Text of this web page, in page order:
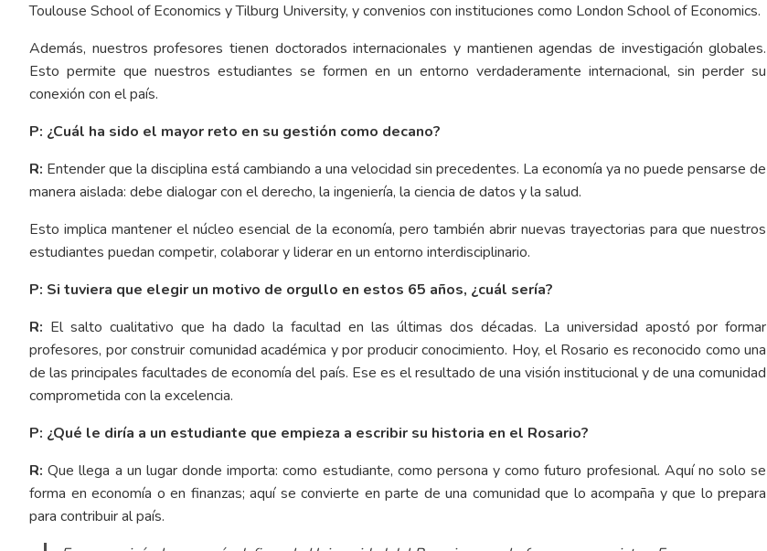
Toulouse School of Economics y Tilburg University, y convenios con instituciones como London School of Economics.
Además, nuestros profesores tienen doctorados internacionales y mantienen agendas de investigación globales.
Esto permite que nuestros estudiantes se formen en un entorno verdaderamente internacional, sin perder su
conexión con el país.
P: ¿Cuál ha sido el mayor reto en su gestión como decano?
R: Entender que la disciplina está cambiando a una velocidad sin precedentes. La economía ya no puede pensarse de
manera aislada: debe dialogar con el derecho, la ingeniería, la ciencia de datos y la salud.
Esto implica mantener el núcleo esencial de la economía, pero también abrir nuevas trayectorias para que nuestros
estudiantes puedan competir, colaborar y liderar en un entorno interdisciplinario.
P: Si tuviera que elegir un motivo de orgullo en estos 65 años, ¿cuál sería?
R: El salto cualitativo que ha dado la facultad en las últimas dos décadas. La universidad apostó por formar
profesores, por construir comunidad académica y por producir conocimiento. Hoy, el Rosario es reconocido como una
de las principales facultades de economía del país. Ese es el resultado de una visión institucional y de una comunidad
comprometida con la excelencia.
P: ¿Qué le diría a un estudiante que empieza a escribir su historia en el Rosario?
R: Que llega a un lugar donde importa: como estudiante, como persona y como futuro profesional. Aquí no solo se
forma en economía o en finanzas; aquí se convierte en parte de una comunidad que lo acompaña y que lo prepara
para contribuir al país.